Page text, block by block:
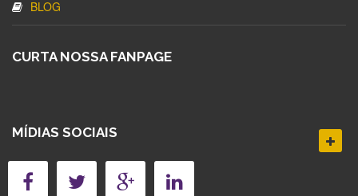
BLOG
CURTA NOSSA FANPAGE
MÍDIAS SOCIAIS